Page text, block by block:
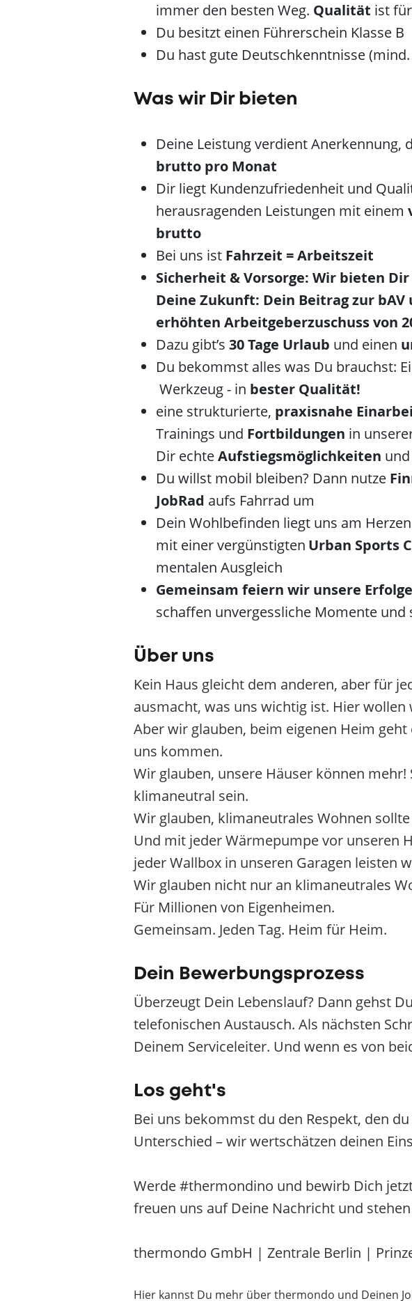
immer den besten Weg. Qualität ist
Du besitzt einen Führerschein Klasse B
Du hast gute Deutschkenntnisse (mind.
Was wir Dir bieten
Deine Leistung verdient Anerkennung,
brutto pro Monat
Dir liegt Kundenzufriedenheit und
herausragenden Leistungen mit einem
brutto
Bei uns ist Fahrzeit = Arbeitszeit
Sicherheit & Vorsorge: Wir bieten
Deine Zukunft: Dein Beitrag zur bAV
erhöhten Arbeitgeberzuschuss von
Dazu gibt’s 30 Tage Urlaub und einen
Du bekommst alles was Du brauchst:
Werkzeug - in bester Qualität!
eine strukturierte, praxisnahe
Trainings und Fortbildungen in
Dir echteAufstiegsmöglichkeiten
Du willst mobil bleiben? Dann nutze
JobRad aufs Fahrrad um
Dein Wohlbefinden liegt uns am
mit einer vergünstigten Urban Sports
mentalen Ausgleich
Gemeinsam feiern wir unsere Erfolge
schaffen unvergessliche Momente und
Über uns
Kein Haus gleicht dem anderen, aber für
ausmacht, was uns wichtig ist. Hier
Aber wir glauben, beim eigenen Heim
uns kommen.
Wir glauben, unsere Häuser können
klimaneutral sein.
Wir glauben, klimaneutrales Wohnen
Und mit jeder Wärmepumpe vor unseren
jeder Wallbox in unseren Garagen leisten
Wir glauben nicht nur an klimaneutrales
Für Millionen von Eigenheimen.
Gemeinsam. Jeden Tag. Heim für Heim.
Dein Bewerbungsprozess
Überzeugt Dein Lebenslauf? Dann gehst
telefonischen Austausch. Als nächsten
Deinem Serviceleiter. Und wenn es von
Los geht's
Bei uns bekommst du den Respekt, den
Unterschied – wir wertschätzen deinen
Werde #thermondino und bewirb Dich
freuen uns auf Deine Nachricht und
thermondo GmbH | Zentrale Berlin |
Hier kannst Du mehr über thermondo und Deinen